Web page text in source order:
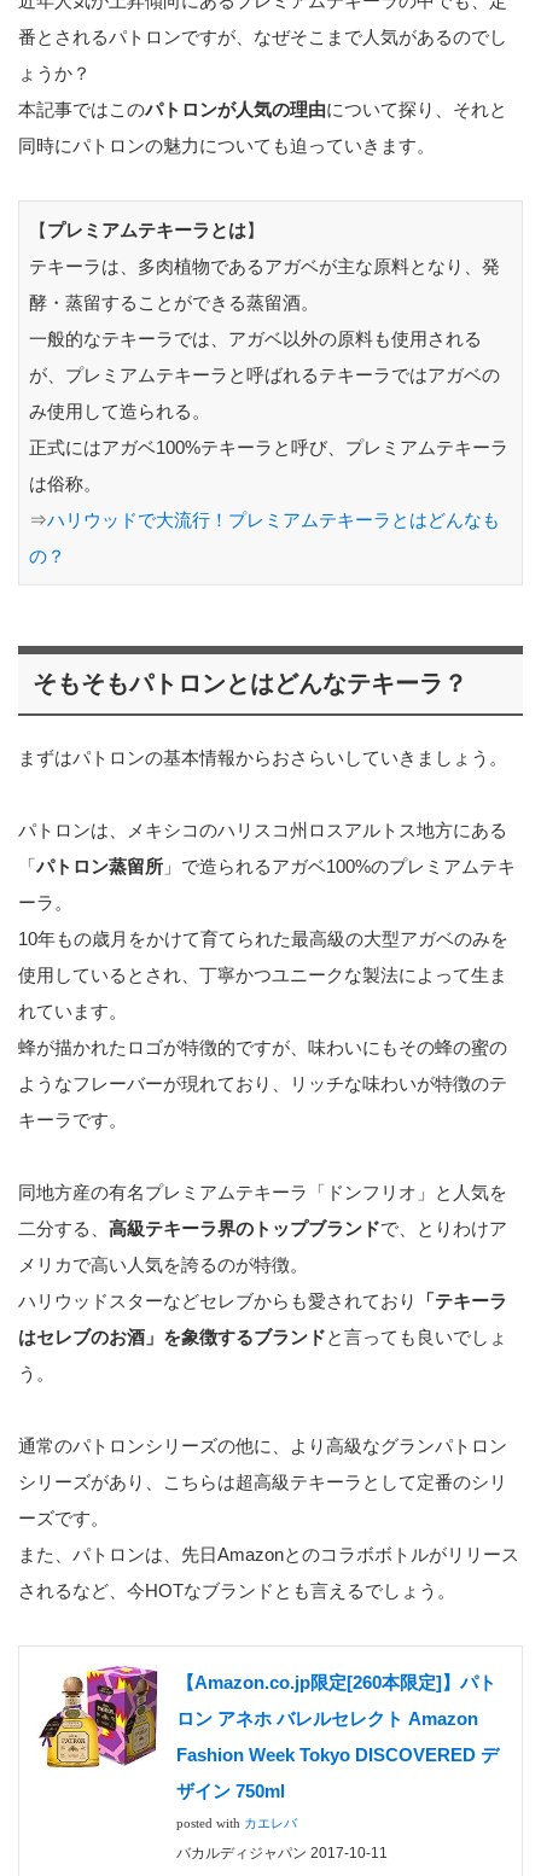
番とされるパトロンですが、なぜそこまで人気があるのでし
ょうか？
本記事ではこのパトロンが人気の理由について探り、それと
同時にパトロンの魅力についても迫っていきます。
【プレミアムテキーラとは】
テキーラは、多肉植物であるアガベが主な原料となり、発
酵・蒸留することができる蒸留酒。
一般的なテキーラでは、アガベ以外の原料も使用される
が、プレミアムテキーラと呼ばれるテキーラではアガベの
み使用して造られる。
正式にはアガベ100%テキーラと呼び、プレミアムテキーラ
は俗称。
⇒ハリウッドで大流行！プレミアムテキーラとはどんなも
の？
そもそもパトロンとはどんなテキーラ？
まずはパトロンの基本情報からおさらいしていきましょう。
パトロンは、メキシコのハリスコ州ロスアルトス地方にある
「パトロン蒸留所 」で造られるアガベ100%のプレミアムテキ
ーラ。
10年もの歳月をかけて育てられた最高級の大型アガベのみを
使用しているとされ、丁寧かつユニークな製法によって生ま
れています。
蜂が描かれたロゴが特徴的ですが、味わいにもその蜂の蜜の
ようなフレーバーが現れており、リッチな味わいが特徴のテ
キーラです。
同地方産の有名プレミアムテキーラ「ドンフリオ」と人気を
二分する、 高級テキーラ界のトップブランドで、とりわけア
メリカで高い人気を誇るのが特徴。
ハリウッドスターなどセレブからも愛されており
「テキーラ
はセレブのお酒」を象徴するブランドと言っても良いでしょ
う。
通常のパトロンシリーズの他に、より高級なグランパトロン
シリーズがあり、こちらは超高級テキーラとして定番のシリ
ーズです。
また、パトロンは、先日Amazonとのコラボボトルがリリース
されるなど、今HOTなブランドとも言えるでしょう。
【Amazon.co.jp限定[260本限定]】パト
ロン アネホ バレルセレクト Amazon
Fashion Week Tokyo DISCOVERED デ
ザイン 750ml
posted with カエレバ
バカルディジャパン 2017-10-11